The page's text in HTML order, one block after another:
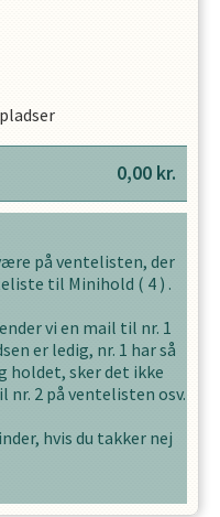
pladser
0,00 kr.
på ventelisten, der
til Minihold ( 4) .
vi en mail til nr. 1
er ledig, nr. 1 har så
sker det ikke
nr. 2 på ventelisten osv.
hvis du takker nej